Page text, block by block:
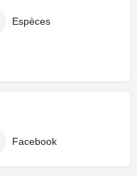
Espèces
Facebook